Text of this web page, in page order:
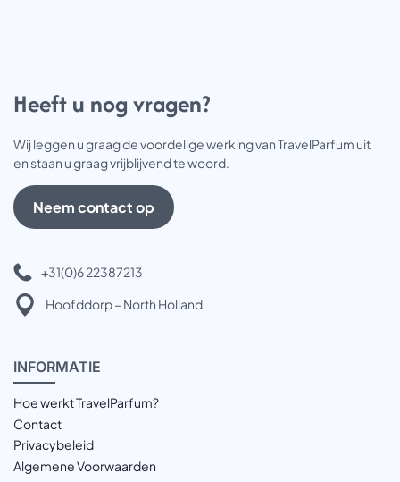
Heeft u nog vragen?
Wij leggen u graag de voordelige werking van TravelParfum uit
en staan u graag vrijblijvend te woord.
Neem contact op
+31(0)6 22387213
Hoofddorp – North Holland
INFORMATIE
Hoe werkt TravelParfum?
Contact
Privacybeleid
Algemene Voorwaarden